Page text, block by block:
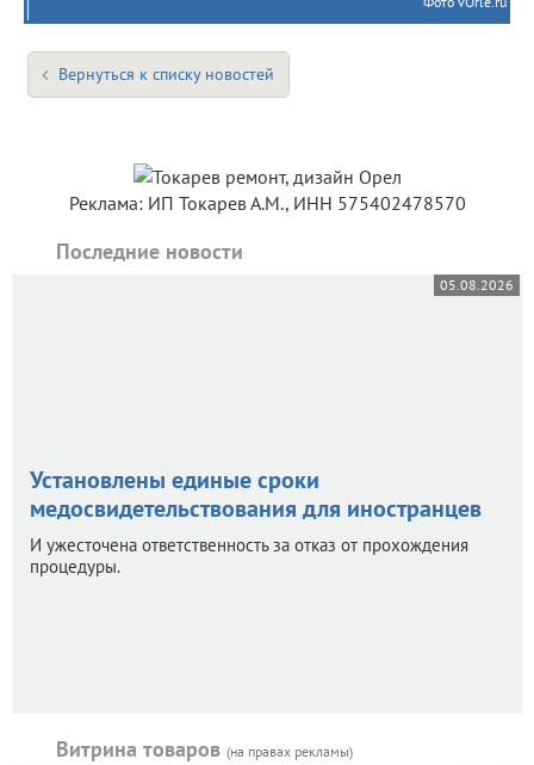
Вернуться к списку новостей
Реклама: ИП Токарев А.М., ИНН 575402478570
Последние новости
05.08.2026
Установлены единые сроки
медосвидетельствования для иностранцев
И ужесточена ответственность за отказ от прохождения
процедуры.
Витрина товаров (на правах рекламы)